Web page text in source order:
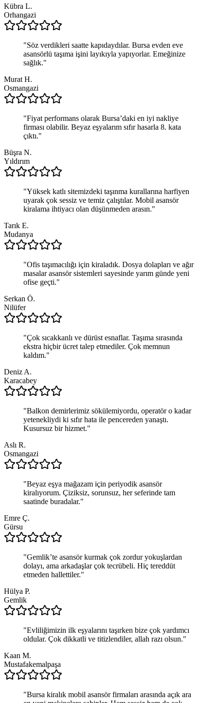
Kübra L.
Orhangazi
"Söz verdikleri saatte kapıdaydılar. Bursa evden eve
asansörlü taşıma işini layıkıyla yapıyorlar. Emeğinize
sağlık."
Murat H.
Osmangazi
"Fiyat performans olarak Bursa’daki en iyi nakliye
firması olabilir. Beyaz eşyalarım sıfır hasarla 8. kata
çıktı."
Büşra N.
Yıldırım
"Yüksek katlı sitemizdeki taşınma kurallarına harfiyen
uyarak çok sessiz ve temiz çalıştılar. Mobil asansör
kiralama ihtiyacı olan düşünmeden arasın."
Tarık E.
Mudanya
"Ofis taşımacılığı için kiraladık. Dosya dolapları ve ağır
masalar asansör sistemleri sayesinde yarım günde yeni
ofise geçti."
Serkan Ö.
Nilüfer
"Çok sıcakkanlı ve dürüst esnaflar. Taşıma sırasında
ekstra hiçbir ücret talep etmediler. Çok memnun
kaldım."
Deniz A.
Karacabey
"Balkon demirlerimiz sökülemiyordu, operatör o kadar
yetenekliydi ki sıfır hata ile pencereden yanaştı.
Kusursuz bir hizmet."
Aslı R.
Osmangazi
"Beyaz eşya mağazam için periyodik asansör
kiralıyorum. Çiziksiz, sorunsuz, her seferinde tam
saatinde buradalar."
Emre Ç.
Gürsu
"Gemlik’te asansör kurmak çok zordur yokuşlardan
dolayı, ama arkadaşlar çok tecrübeli. Hiç tereddüt
etmeden hallettiler."
Hülya P.
Gemlik
"Evliliğimizin ilk eşyalarını taşırken bize çok yardımcı
oldular. Çok dikkatli ve titizlendiler, allah razı olsun."
Kaan M.
Mustafakemalpaşa
"Bursa kiralık mobil asansör firmaları arasında açık ara